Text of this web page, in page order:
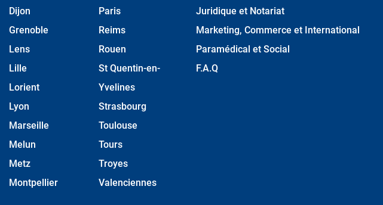
Dijon
Grenoble
Lens
Lille
Lorient
Lyon
Marseille
Melun
Metz
Montpellier
Paris
Reims
Rouen
St Quentin-en-
Yvelines
Strasbourg
Toulouse
Tours
Troyes
Valenciennes
Juridique et Notariat
Marketing, Commerce et International
Paramédical et Social
F.A.Q